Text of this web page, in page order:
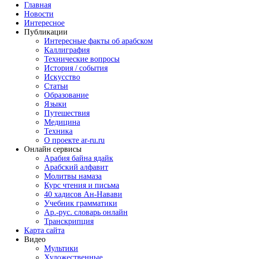
Главная
Новости
Интересное
Публикации
Интересные факты об арабском
Каллиграфия
Технические вопросы
История / события
Искусство
Статьи
Образование
Языки
Путешествия
Медицина
Техника
О проекте ar-ru.ru
Онлайн сервисы
Арабия байна ядайк
Арабский алфавит
Молитвы намаза
Курс чтения и письма
40 хадисов Ан-Навави
Учебник грамматики
Ар.-рус. словарь онлайн
Транскрипция
Карта сайта
Видео
Мультики